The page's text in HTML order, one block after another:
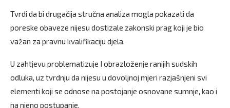
Tvrdi da bi drugačija stručna analiza mogla pokazati da
poreske obaveze nijesu dostizale zakonski prag koji je bio
važan za pravnu kvalifikaciju djela.
U zahtjevu problematizuje I obrazloženje ranijih sudskih
odluka, uz tvrdnju da nijesu u dovoljnoj mjeri razjašnjeni svi
elementi koji se odnose na postojanje osnovane sumnje, kao i
na njeno postupanje.